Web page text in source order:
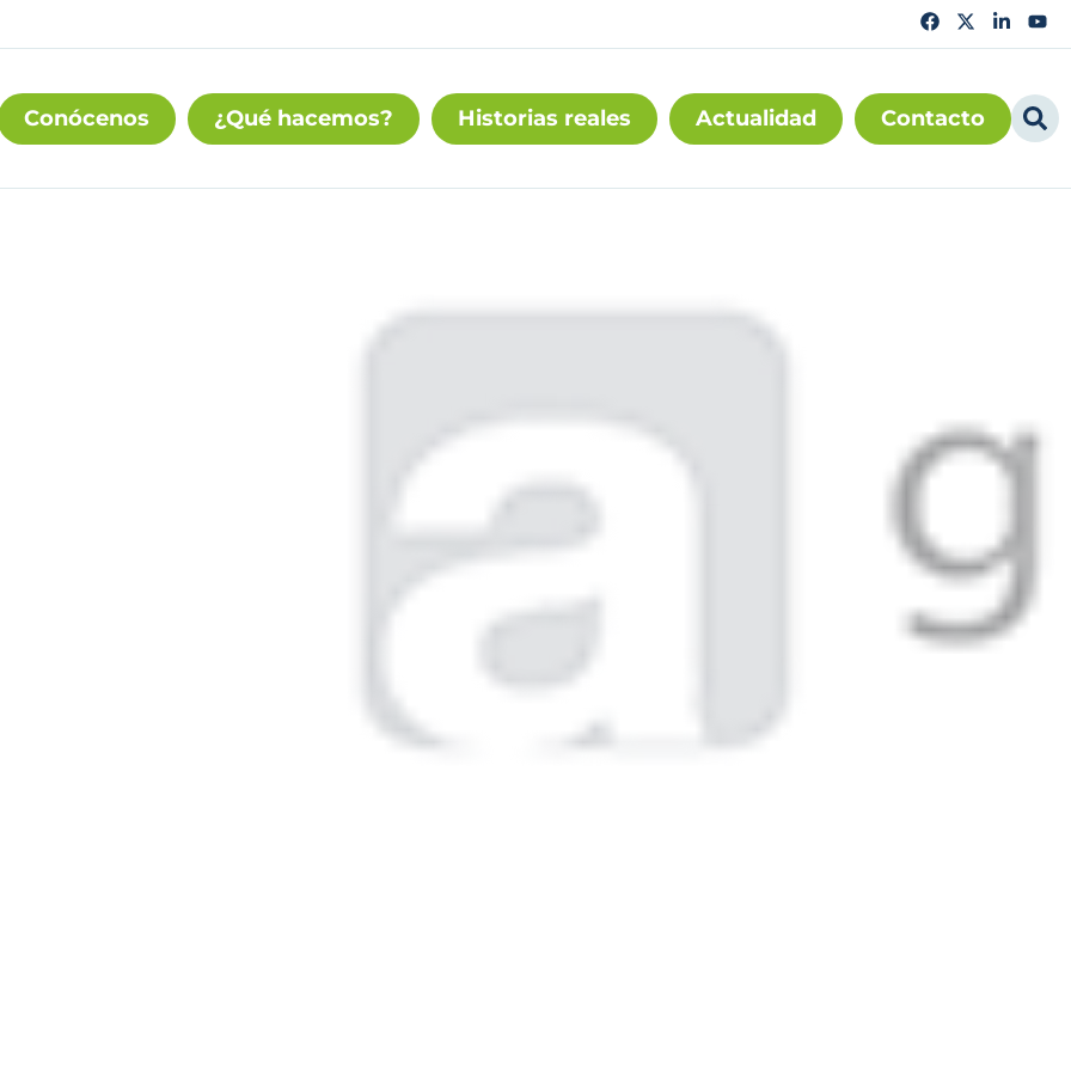
Conócenos ¿Qué hacemos? Historias reales Actualidad Contacto